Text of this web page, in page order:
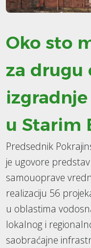
Oko sto
za drugu
u Starim
Predsednik
je ugovore
samouoprave
realizaciju 56
u oblastima
lokalnog i
saobraćajne